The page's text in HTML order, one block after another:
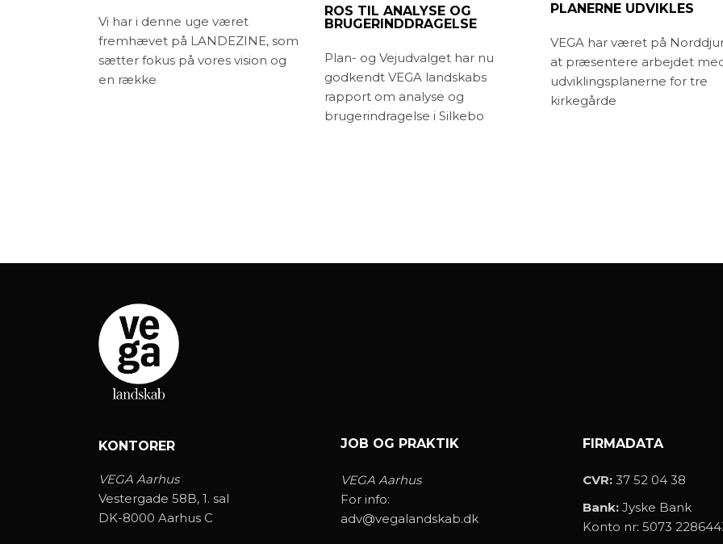
Vi har i denne uge været
fremhævet på LANDEZINE, som
sætter fokus på vores vision og
en række
ROS TIL ANALYSE OG
BRUGERINDDRAGELSE
Plan- og Vejudvalget har nu
godkendt VEGA landskabs
rapport om analyse og
brugerindragelse i Silkebo
PLANERNE UDVIKLES
VEGA har været på
at præsentere arbejdet
udviklingsplanerne for tre
kirkegårde
KONTORER
VEGA Aarhus
Vestergade 58B, 1. sal
DK-8000 Aarhus C
JOB OG PRAKTIK
VEGA Aarhus
For info:
adv@vegalandskab.dk
FIRMADATA
CVR: 37 52 04 38
Bank: Jyske Bank
Konto nr: 5073